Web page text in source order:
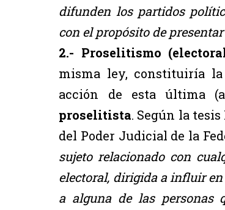
difunden los partidos
con el propósito de
2.- Proselitismo
misma ley, constituiría
acción de esta última
proselitista. Según la
del Poder Judicial de la
sujeto relacionado con
electoral, dirigida a influir
a alguna de las personas